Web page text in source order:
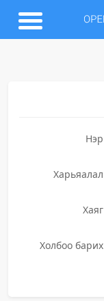
Нэр
Харьяалал
Хаяг
Холбоо барих